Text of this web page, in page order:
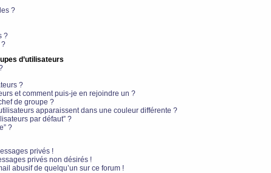
?
?
?
d’utilisateurs
?
et comment puis-je en rejoindre un ?
de groupe ?
apparaissent dans une couleur différente ?
par défaut” ?
?
privés !
privés non désirés !
abusif de quelqu’un sur ce forum !